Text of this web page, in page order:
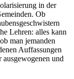
in der
Ob
Lehren: alles kann
man jemanden
Auffassungen
und